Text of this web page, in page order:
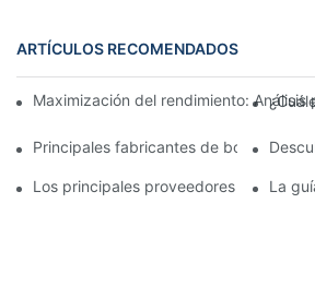
ARTÍCULOS RECOMENDADOS
Maximización del rendimiento:
Principales fabricantes de bombas de
Los principales proveedores de La